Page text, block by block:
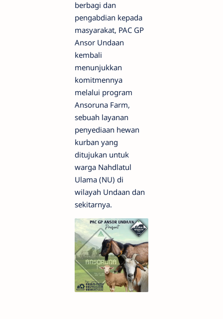
berbagi dan
pengabdian kepada
masyarakat, PAC GP
Ansor Undaan
kembali
menunjukkan
komitmennya
melalui program
Ansoruna Farm,
sebuah layanan
penyediaan hewan
kurban yang
ditujukan untuk
warga Nahdlatul
Ulama (NU) di
wilayah Undaan dan
sekitarnya.